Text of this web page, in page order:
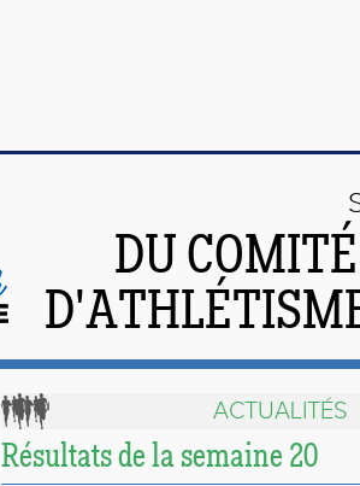
DU
ACTUALITÉS
Résultats de la semaine 20